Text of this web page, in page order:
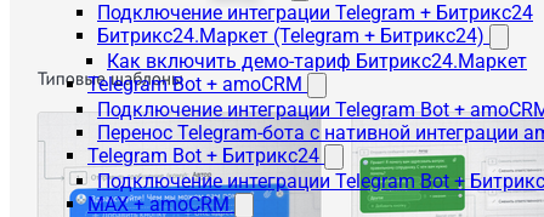
Подключение интеграции Telegram + Битрикс24
Битрикс24.Маркет (Telegram + Битрикс24)
Как включить демо-тариф Битрикс24.Маркет
Telegram Bot + amoCRM
Подключение интеграции Telegram Bot +
Перенос Telegram-бота с нативной интеграции
Telegram Bot + Битрикс24
Подключение интеграции Telegram Bot +
MAX + amoCRM